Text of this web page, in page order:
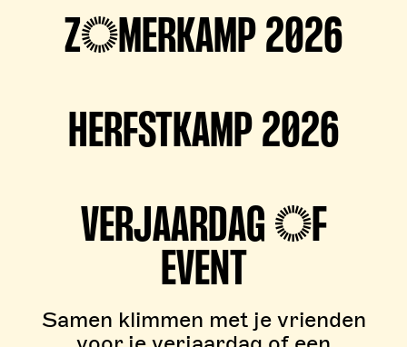
ZOMERKAMP 2026
HERFSTKAMP 2026
VERJAARDAG OF
EVENT
Samen klimmen met je vrienden